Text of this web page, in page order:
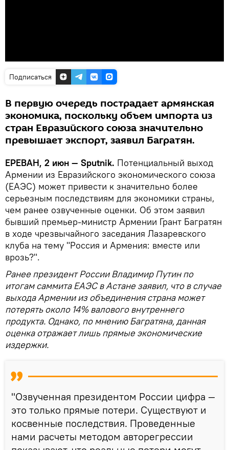
Подписаться
В первую очередь пострадает армянская
экономика, поскольку объем импорта из
стран Евразийского союза значительно
превышает экспорт, заявил Багратян.
ЕРЕВАН, 2 июн — Sputnik. Потенциальный выход
Армении из Евразийского экономического союза
(ЕАЭС) может привести к значительно более
серьезным последствиям для экономики страны,
чем ранее озвученные оценки. Об этом заявил
бывший премьер-министр Армении Грант Багратян
в ходе чрезвычайного заседания Лазаревского
клуба на тему "Россия и Армения: вместе или
врозь?".
Ранее президент России Владимир Путин по
итогам саммита ЕАЭС в Астане заявил, что в случае
выхода Армении из объединения страна может
потерять около 14% валового внутреннего
продукта. Однако, по мнению Багратяна, данная
оценка отражает лишь прямые экономические
издержки.
"Озвученная президентом России цифра —
это только прямые потери. Существуют и
косвенные последствия. Проведенные
нами расчеты методом авторегрессии